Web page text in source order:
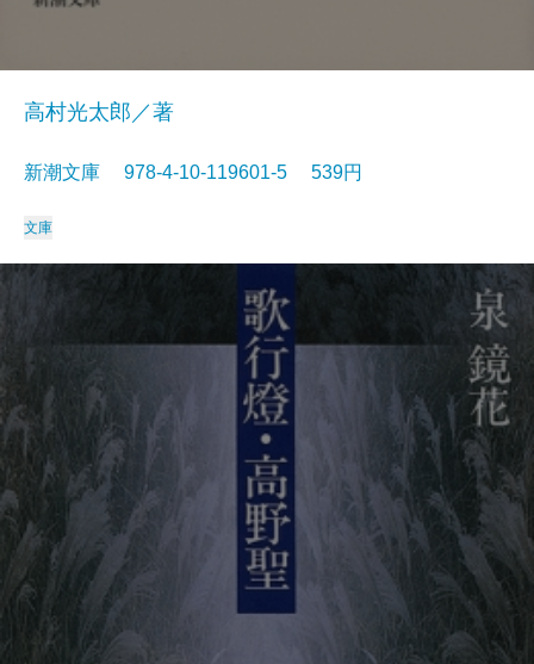
高村光太郎／著
新潮文庫 978-4-10-119601-5 539円
文庫